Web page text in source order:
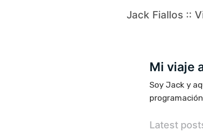
Jack Fiallos ::
Mi viaje
Soy Jack y
Latest